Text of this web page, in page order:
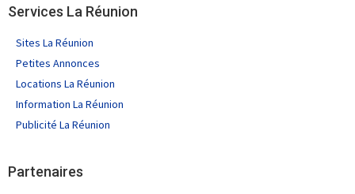
Services La Réunion
Sites La Réunion
Petites Annonces
Locations La Réunion
Information La Réunion
Publicité La Réunion
Partenaires